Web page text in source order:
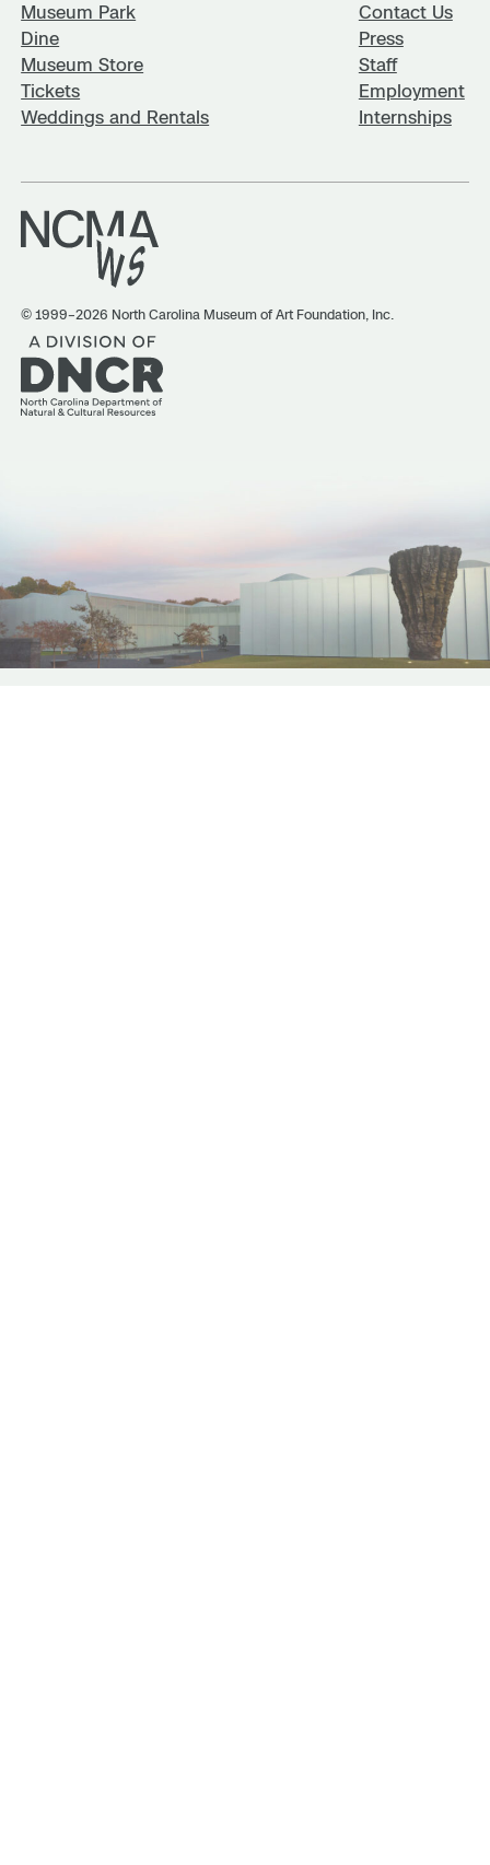
Museum Park
Dine
Museum Store
Tickets
Weddings and Rentals
Contact Us
Press
Staff
Employment
Internships
© 1999–2026 North Carolina Museum of Art Foundation, Inc.